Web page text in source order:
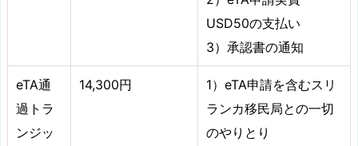
USD50の支払い
3）承認書の通知
eTA通
過トラ
ンジッ
14,300円
1）eTA申請を含むスリ
ランカ移民局との一切
のやりとり